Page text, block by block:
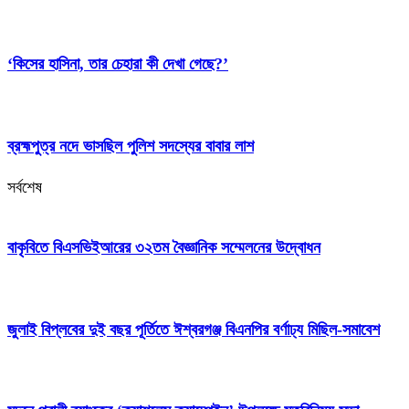
‘কিসের হাসিনা, তার চেহারা কী দেখা গেছে?’
ব্রহ্মপুত্র নদে ভাসছিল পুলিশ সদস্যের বাবার লাশ
সর্বশেষ
বাকৃবিতে বিএসভিইআরের ৩২তম বৈজ্ঞানিক সম্মেলনের উদ্বোধন
জুলাই বিপ্লবের দুই বছর পূর্তিতে ঈশ্বরগঞ্জ বিএনপির বর্ণাঢ্য মিছিল-সমাবেশ